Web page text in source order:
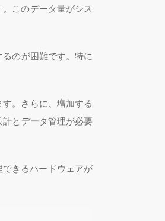
このデータ量がシス
のが困難です。特に
。さらに、増加する
とデータ管理が必要
きるハードウェアが